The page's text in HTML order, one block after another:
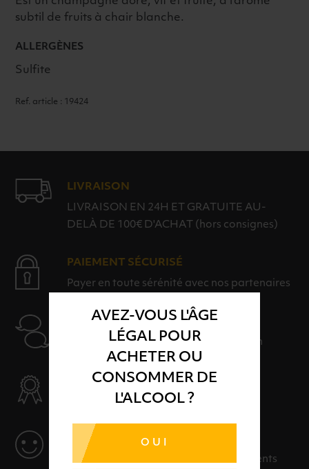
AVEZ-VOUS L'ÂGE
LÉGAL POUR
ACHETER OU
CONSOMMER DE
L'ALCOOL ?
OUI
subtil de fruits à chair blanche.
ALLERGÈNES
Sulfite
Ref. article : 19424
LIVRAISON
LIVRAISON EN 24H ET GRATUITE AU-
DELÀ DE 100€ D'ACHAT (hors consignes)
PAIEMENT SÉCURISÉ
Payer en toute sérénité avec nos partenaires
AIDE
Nos conseillers sont à votre disposition
SÉLECTION & QUALITÉ
Des produits sélectionnés avec soins
SERVICE
Des solutions adaptées à vos événements